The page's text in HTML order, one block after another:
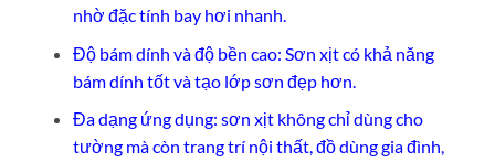
nhờ đặc tính bay hơi nhanh.
Độ bám dính và độ bền cao: Sơn xịt có khả năng
bám dính tốt và tạo lớp sơn đẹp hơn.
Đa dạng ứng dụng: sơn xịt không chỉ dùng cho
tường mà còn trang trí nội thất, đồ dùng gia đình,